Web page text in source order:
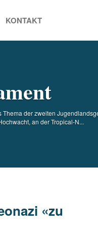
KONTAKT
der zweiten
an der Tropical-N...
«zu